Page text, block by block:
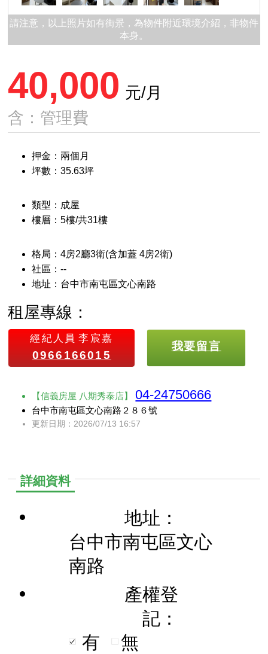
請注意，以上照片如有街景，為物件附近環境介紹，非物件
本身。
40,000 元/月
含：管理費
押金：兩個月
坪數：35.63坪
類型：成屋
樓層：5樓/共31樓
格局：4房2廳3衛(含加蓋 4房2衛)
社區：--
地址：台中市南屯區文心南路
租屋專線：
經紀人員 李宸嘉
0966166015
我要留言
【信義房屋 八期秀泰店】04-24750666
台中市南屯區文心南路２８６號
更新日期：2026/07/13 16:57
詳細資料
地址：
台中市南屯區文心
南路
產權登
記：
有
無